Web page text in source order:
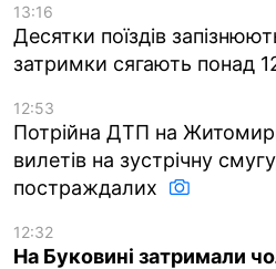
13:16
Десятки поїздів
затримки сягають понад
12:53
Потрійна ДТП на
вилетів на зустрічну
постраждалих
12:32
На Буковині затримали